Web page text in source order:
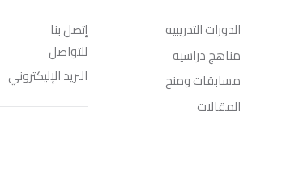
الدورات التدريبيه
مناهج دراسيه
مسابقات ومنح
المقالات
إتصل بنا
للتواصل
البريد الإليكتروني